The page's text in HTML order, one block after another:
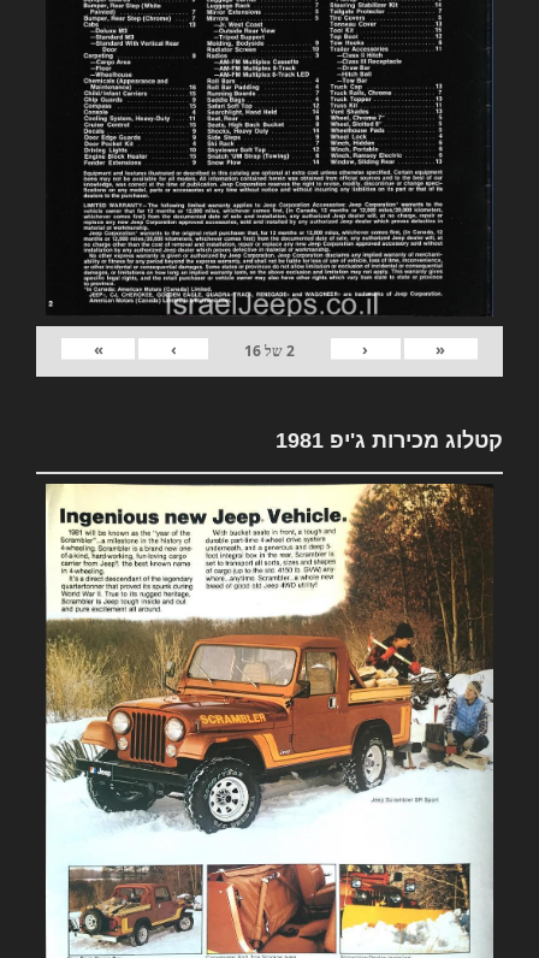
«
‹
2של16
›
»
קטלוג מכירות ג'יפ 1981